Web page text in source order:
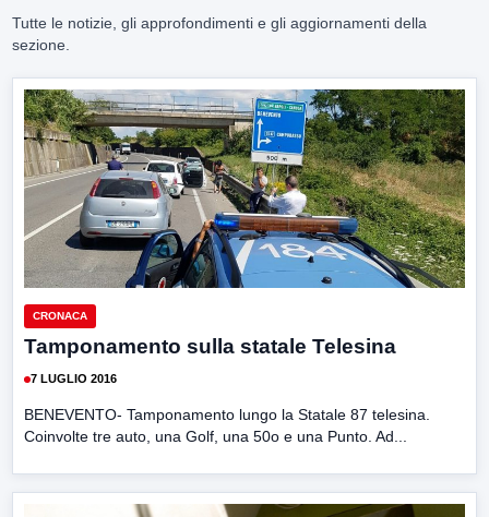
Tutte le notizie, gli approfondimenti e gli aggiornamenti della
sezione.
CRONACA
Tamponamento sulla statale Telesina
7 LUGLIO 2016
BENEVENTO- Tamponamento lungo la Statale 87 telesina.
Coinvolte tre auto, una Golf, una 50o e una Punto. Ad...